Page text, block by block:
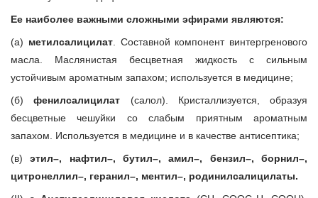
Ее наиболее важными сложными эфирами являются:
(а) метилсалицилат. Составной компонент винтергренового
масла. Маслянистая бесцветная жидкость с сильным
устойчивым ароматным запахом; используется в медицине;
(б)фенилсалицилат (салол). Кристаллизуется, образуя
бесцветные чешуйки со слабым приятным ароматным
запахом. Используется в медицине и в качестве антисептика;
(в)этил–, нафтил–, бутил–, амил–, бензил–, борнил–,
цитронеллил–, геранил–, ментил–, родинилсалицилаты.